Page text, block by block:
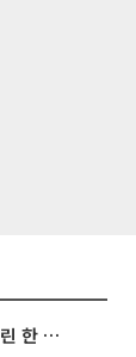
[베스트&워스트] 삼성전자·SK하이닉스 밀린 한 주…상상인증권은 85% 급등